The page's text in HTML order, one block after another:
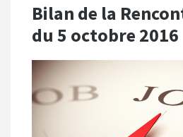
Bilan de la
du 5 octobre 2016